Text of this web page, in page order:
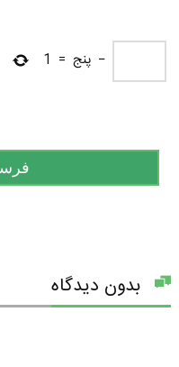
− پنج =
1
بدون دیدگاه